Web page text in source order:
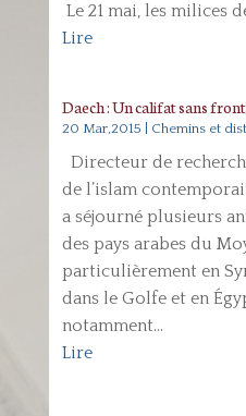
Le 21 mai, les milices
Lire
Daech : Un califat sans
20 Mar,2015 Chemins et
Directeur de
de l’islam
a séjourné plusieurs
des pays arabes du
particulièrement en
dans le Golfe et en
notamment...
Lire